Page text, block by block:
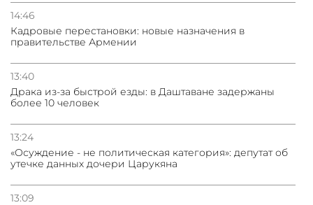
14:46
Кадровые перестановки: новые назначения в
правительстве Армении
13:40
Драка из-за быстрой езды: в Даштаване задержаны
более 10 человек
13:24
«Осуждение - не политическая категория»: депутат об
утечке данных дочери Царукяна
13:09